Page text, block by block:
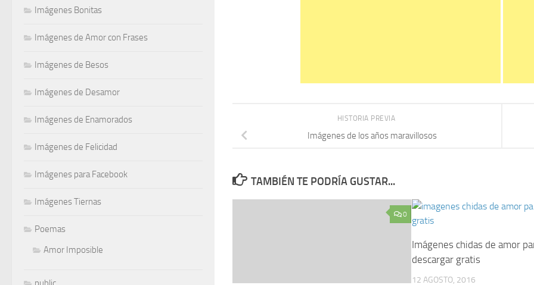
HISTORIA PREVIA
Imágenes de los años maravillosos
TAMBIÉN TE PODRÍA GUSTAR...
0
Imágenes chidas de amor
descargar gratis
12 AGOSTO, 2016
Imágenes Bonitas
Imágenes de Amor con Frases
Imágenes de Besos
Imágenes de Desamor
Imágenes de Enamorados
Imágenes de Felicidad
Imágenes para Facebook
Imágenes Tiernas
Poemas
Amor Imposible